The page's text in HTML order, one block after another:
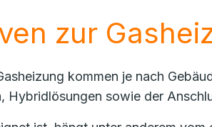
zur
kommen je nach
Hybridlösungen sowie der